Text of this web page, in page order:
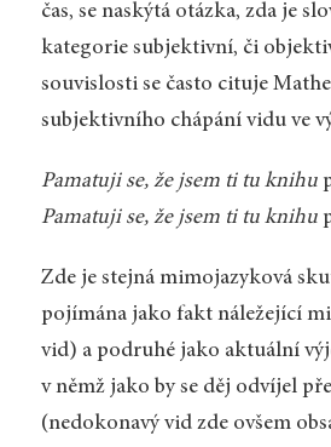
čas, se naskýtá otázka, zda je
kategorie subjektivní, či
souvislosti se často cituje
subjektivního chápání vidu ve
Pamatuji se, že jsem ti tu knihu
Pamatuji se, že jsem ti tu knihu
Zde je stejná mimojazyková
pojímána jako fakt náležející
vid) a podruhé jako aktuální
v němž jako by se děj odvíjel
(nedokonavý vid zde ovšem